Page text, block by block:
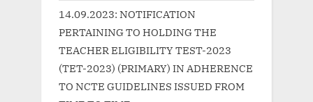
14.09.2023: NOTIFICATION
PERTAINING TO HOLDING THE
TEACHER ELIGIBILITY TEST-2023
(TET-2023) (PRIMARY) IN ADHERENCE
TO NCTE GUIDELINES ISSUED FROM